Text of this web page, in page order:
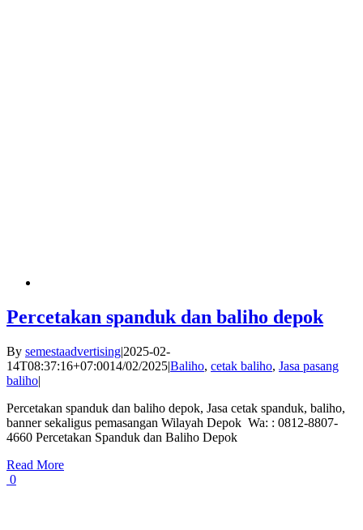
Percetakan spanduk dan baliho depok
By semestaadvertising|2025-02-
14T08:37:16+07:0014/02/2025|Baliho, cetak baliho, Jasa pasang
baliho|
Percetakan spanduk dan baliho depok, Jasa cetak spanduk, baliho,
banner sekaligus pemasangan Wilayah Depok Wa: : 0812-8807-
4660 Percetakan Spanduk dan Baliho Depok
Read More
0